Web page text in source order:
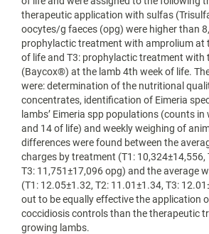
therapeutic application with sulfas
oocytes/g faeces (opg) were higher than
prophylactic treatment with amprolium at
of life and T3: prophylactic treatment with
(Baycox®) at the lamb 4th week of life.
were: determination of the nutritional
concentrates, identification of Eimeria
lambs’ Eimeria spp populations (counts in
and 14 of life) and weekly weighing of
differences were found between the
charges by treatment (T1: 10,324±14,556,
T3: 11,751±17,096 opg) and the average
(T1: 12.05±1.32, T2: 11.01±1.34, T3:
out to be equally effective the application
coccidiosis controls than the therapeutic
growing lambs.